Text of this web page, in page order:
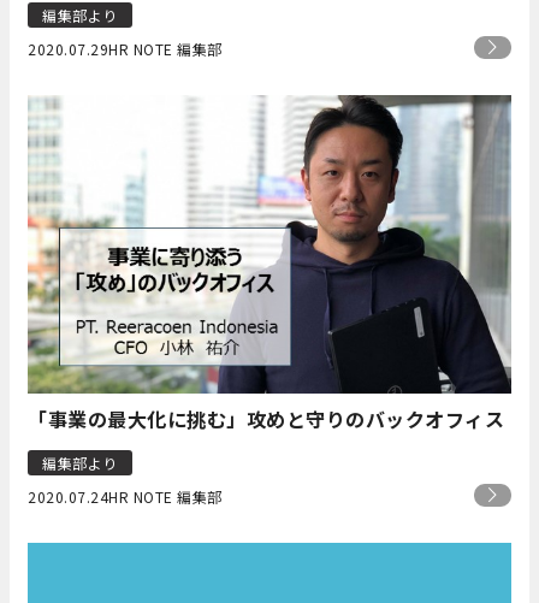
編集部より
2020.07.29HR NOTE 編集部
「事業の最大化に挑む」攻めと守りのバックオフィス
編集部より
2020.07.24HR NOTE 編集部